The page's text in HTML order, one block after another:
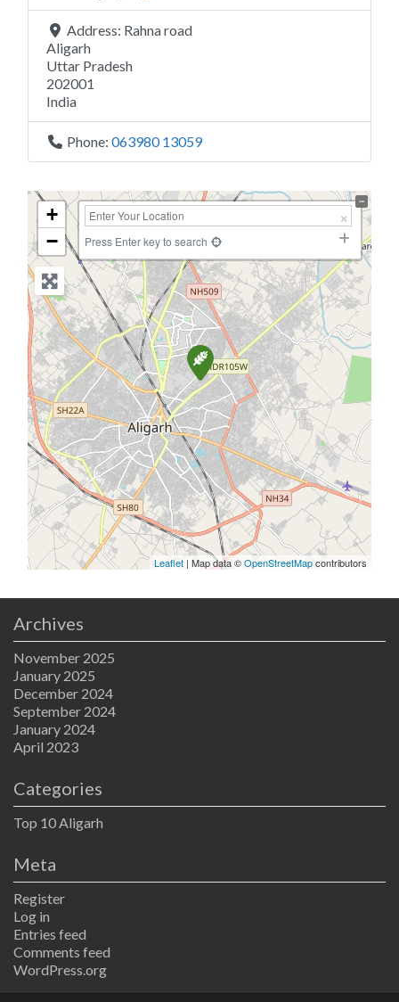
Address: Rahna road
Aligarh
Uttar Pradesh
202001
India
Phone: 063980 13059
+
−
Press Enter key to search
Leaflet | Map data ©OpenStreetMapcontributors
Archives
November 2025
January 2025
December 2024
September 2024
January 2024
April 2023
Categories
Top 10 Aligarh
Meta
Register
Log in
Entries feed
Comments feed
WordPress.org